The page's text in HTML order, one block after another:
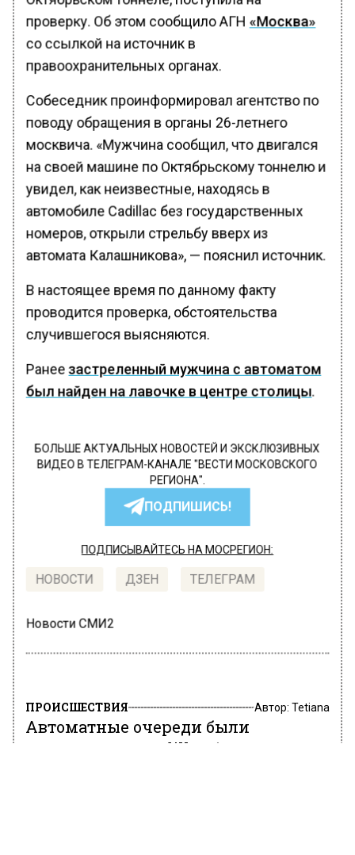
проверку. Об этом сообщило АГН «Москва»
со ссылкой на источник в
правоохранительных органах.
Собеседник проинформировал агентство по
поводу обращения в органы 26-летнего
москвича. «Мужчина сообщил, что двигался
на своей машине по Октябрьскому тоннелю и
увидел, как неизвестные, находясь в
автомобиле Cadillac без государственных
номеров, открыли стрельбу вверх из
автомата Калашникова», — пояснил источник.
В настоящее время по данному факту
проводится проверка, обстоятельства
случившегося выясняются.
Ранеезастреленный мужчина с автоматом
был найден на лавочке в центре столицы.
БОЛЬШЕ АКТУАЛЬНЫХ НОВОСТЕЙ И ЭКСКЛЮЗИВНЫХ
ВИДЕО В ТЕЛЕГРАМ-КАНАЛЕ "ВЕСТИ МОСКОВСКОГО
РЕГИОНА".
ПОДПИШИСЬ!
ПОДПИСЫВАЙТЕСЬ НА МОСРЕГИОН:
НОВОСТИ ДЗЕН ТЕЛЕГРАМ
Новости СМИ2
ПРОИСШЕСТВИЯ Автор: Tetiana
Автоматные очереди были
выпущены из Cadillac без номеров в